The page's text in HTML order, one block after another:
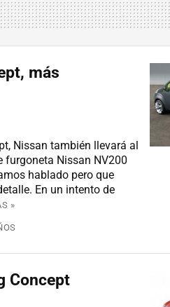
más
Nissan también llevará al
furgoneta Nissan NV200
hablado pero que
En un intento de
»
Concept